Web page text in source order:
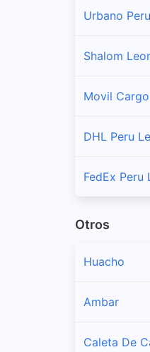
Urbano
Shalom
Movil
DHL Peru
FedEx Peru
Otros
Huacho
Ambar
Caleta De